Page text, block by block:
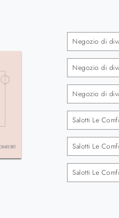
Negozio di
Negozio di
Negozio di
Salotti Le
Salotti Le
Salotti Le